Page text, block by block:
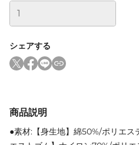
シェアする
商品説明
●素材:【身生地】綿50%/ポリエ